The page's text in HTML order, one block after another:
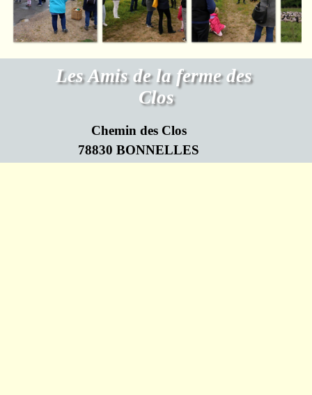
Les Amis de la ferme des
Clos
Chemin des Clos
78830 BONNELLES